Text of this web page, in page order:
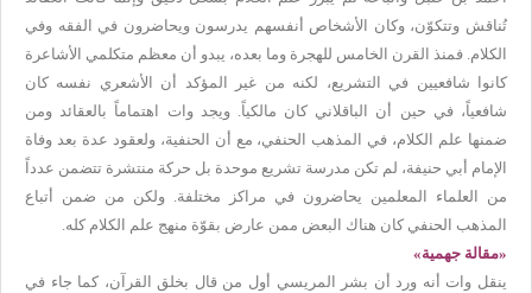
تُناقش وتتكوّن، وكان الأشخاص أنفسهم يدرسون ويحاضرون في الفقه وفي
الكلام. فمنذ القرن الخامس للهجرة وما بعده، يبدو أن معظم متكلمي الأشاعرة
كانوا شافعيين في التشريع، لكنه من غير المؤكد أن الأشعري نفسه كان
شافعياً، في حين أن الباقلاني كان مالكياً. ويجد وات اهتماماً بالعقائد ومن
ضمنها علم الكلام، في المذهب الحنفي، مع أن الحنفية، ولعقود عدة بعد وفاة
الإمام أبي حنيفة، لم تكن مدرسة تشريع موحدة بل حركة منتشرة تتضمن عدداً
من العلماء المعلمين يحاضرون في مراكز مختلفة. ولكن من ضمن أتباع
المذهب الحنفي كان هناك البعض ممن عارض بقوّة منهج علم الكلام كله.
«مقالة جهمية»
ينقل وات أنه ورد أن بشر المريسي أول من قال بخلق القرآن، كما جاء في